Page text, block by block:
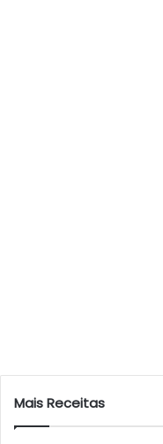
Mais Receitas